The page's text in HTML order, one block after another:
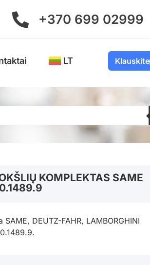
+370 699 02999
LT Klauskite
KOMPLEKTAS SAME
SAME, DEUTZ-FAHR, LAMBORGHINI